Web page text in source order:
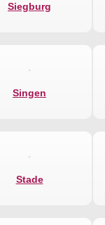
Siegburg
Singen
Stade